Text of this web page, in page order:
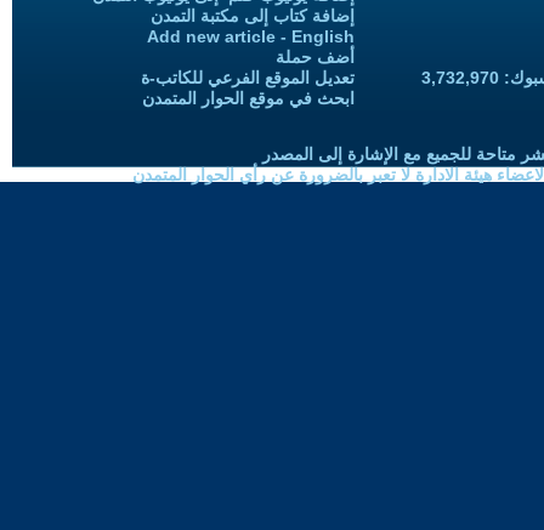
إضافة كتاب إلى مكتبة التمدن
Add new article - English
أضف حملة
تعديل الموقع الفرعي للكاتب-ة
ابحث في موقع الحوار المتمدن
متاحة للجميع مع الإشارة إلى المصدر
هيئة الادارة لا تعبر بالضرورة عن رأي الحوار المتمدن